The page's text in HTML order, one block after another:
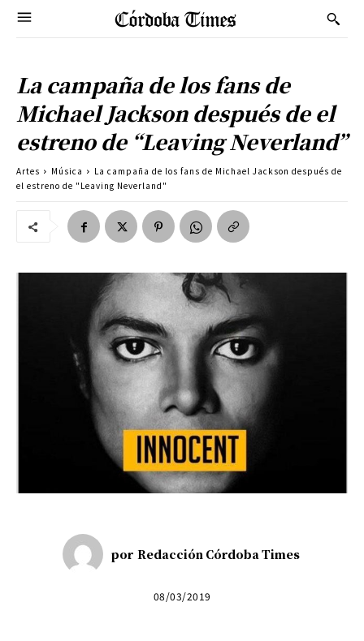
La campaña de los fans de
Michael Jackson después de el
estreno de “Leaving Neverland”
Artes Música
La campaña de los fans de Michael Jackson después de
el estreno de "Leaving Neverland"
por Redacción Córdoba Times
08/03/2019